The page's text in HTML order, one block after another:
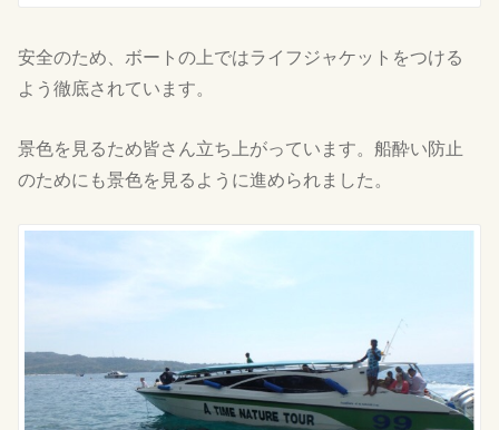
安全のため、ボートの上ではライフジャケットをつける
よう徹底されています。
景色を見るため皆さん立ち上がっています。船酔い防止
のためにも景色を見るように進められました。